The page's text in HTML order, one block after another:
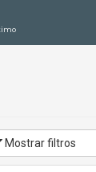
Mostrar filtros